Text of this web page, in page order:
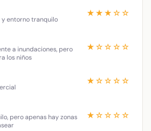
entorno tranquilo
★★★☆☆
a inundaciones, pero
los niños
★☆☆☆☆
★☆☆☆☆
pero apenas hay zonas
★☆☆☆☆